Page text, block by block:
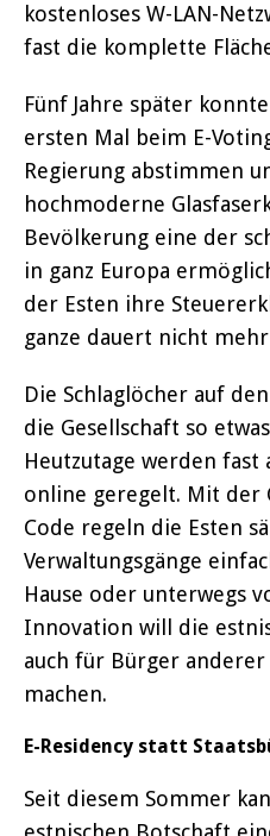
kostenloses W-LAN-
fast die komplette
Fünf Jahre später
ersten Mal beim E-
Regierung abstimmen
hochmoderne
Bevölkerung eine der
in ganz Europa
der Esten ihre
ganze dauert nicht
Die Schlaglöcher auf
die Gesellschaft so
Heutzutage werden fast
online geregelt. Mit der
Code regeln die Esten
Verwaltungsgänge
Hause oder unterwegs
Innovation will die
auch für Bürger
machen.
E-Residency statt
Seit diesem Sommer